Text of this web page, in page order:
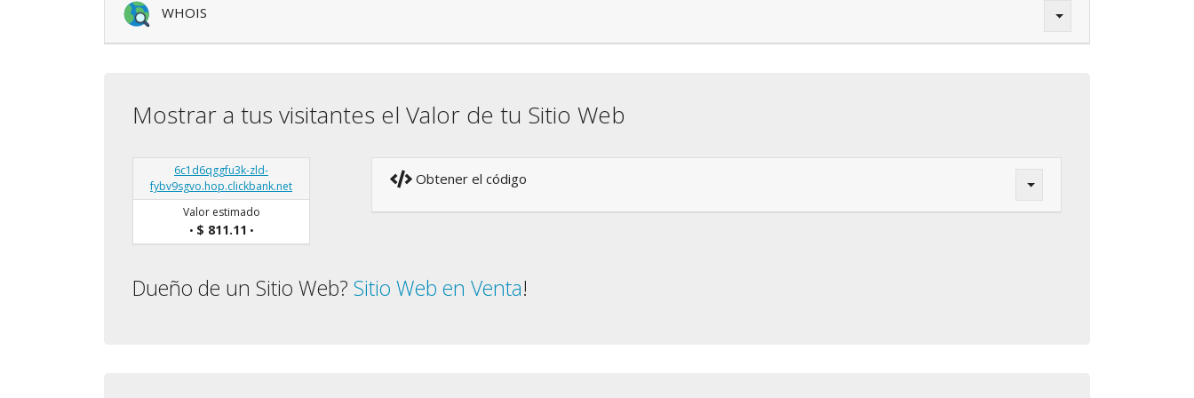
WHOIS
Mostrar a tus visitantes el Valor de tu Sitio Web
6c1d6qggfu3k-zld-
fybv9sgvo.hop.clickbank.net
Valor estimado
• $ 811.11 •
Obtener el código
Dueño de un Sitio Web? Sitio Web en Venta!